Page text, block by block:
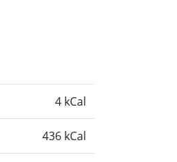
4 kCal
436 kCal